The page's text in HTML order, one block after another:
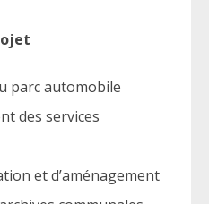
parc automobile
des services
et d’aménagement